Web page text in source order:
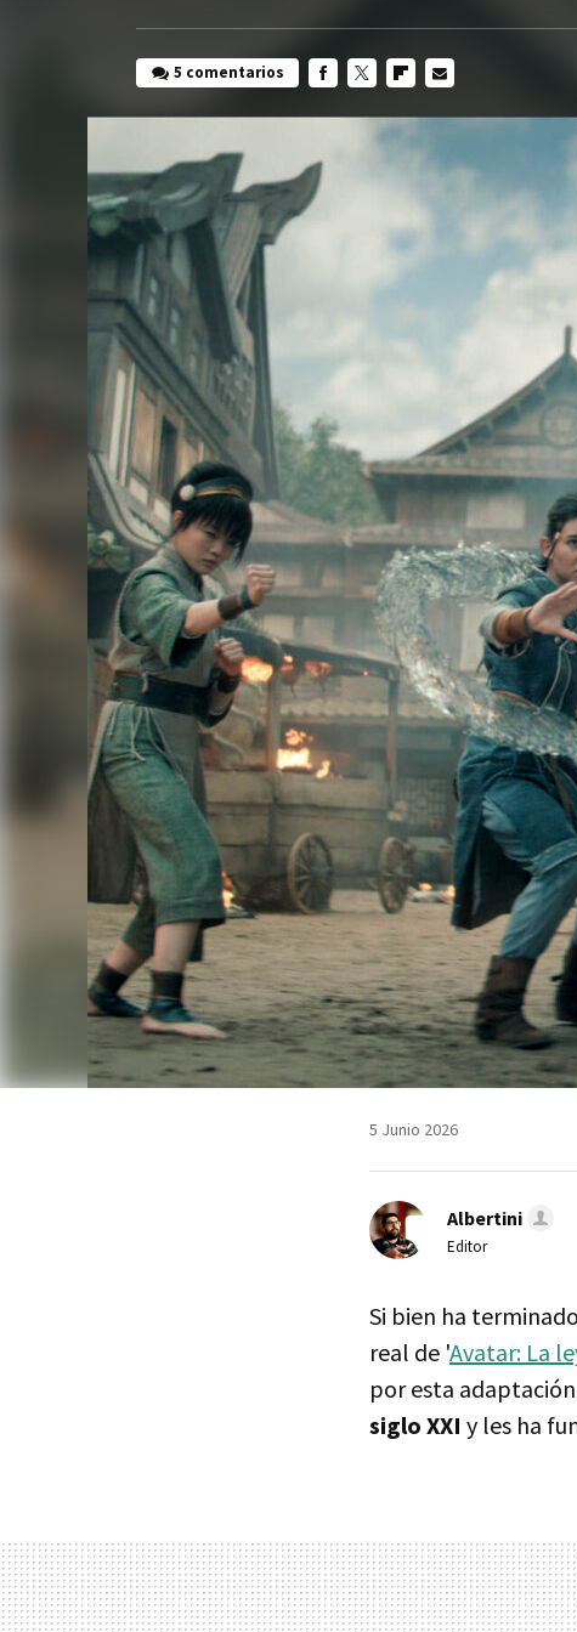
5 comentarios
5 Junio 2026
Albertini
Editor
Si bien ha
real de 'Avatar: La
por esta
siglo XXI y les ha